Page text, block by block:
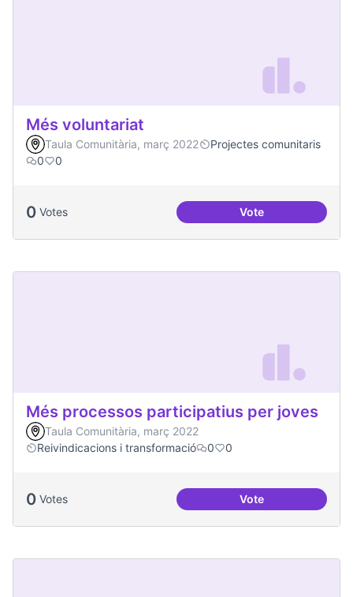
Més voluntariat
Taula Comunitària, març 2022
Projectes comunitaris
0
0
0 Votes VoteMés voluntariat
Més processos participatius per joves
Taula Comunitària, març 2022
Reivindicacions i transformació
0 0
0 Votes VoteMés processos